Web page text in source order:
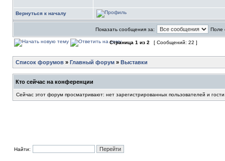
Вернуться к началу
Показать сообщения за: Поле
Страница 1 из 2 [ Сообщений: 22 ]
Список форумов » Главный форум » Выставки
Кто сейчас на конференции
Сейчас этот форум просматривают: нет зарегистрированных пользователей и
Найти: